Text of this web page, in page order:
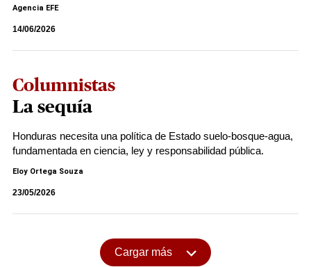
Agencia EFE
14/06/2026
Columnistas
La sequía
Honduras necesita una política de Estado suelo-bosque-agua,
fundamentada en ciencia, ley y responsabilidad pública.
Eloy Ortega Souza
23/05/2026
Cargar más